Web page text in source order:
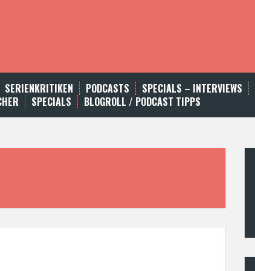
SERIENKRITIKEN PODCASTS SPECIALS – INTERVIEWS
SPECIALS BLOGROLL / PODCAST TIPPS